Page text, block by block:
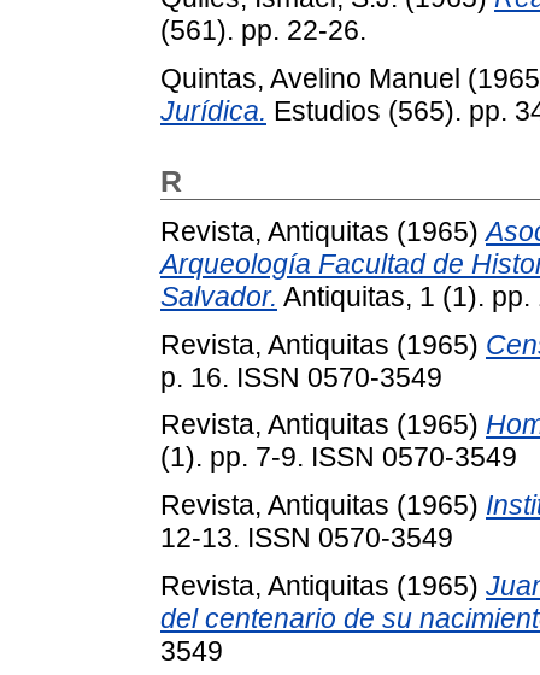
(561). pp. 22-26.
Quintas, Avelino Manuel
Jurídica. Estudios (565). pp.
R
Revista, Antiquitas (1965)
Arqueología Facultad de
Salvador. Antiquitas, 1 (1).
Revista, Antiquitas (1965)
p. 16. ISSN 0570-3549
Revista, Antiquitas (1965)
(1). pp. 7-9. ISSN 0570-3549
Revista, Antiquitas (1965)
12-13. ISSN 0570-3549
Revista, Antiquitas (1965)
del centenario de su
3549